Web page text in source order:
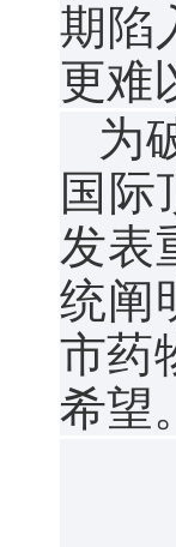
期陷
更难
为
国际
发表
统阐
市药
希望。